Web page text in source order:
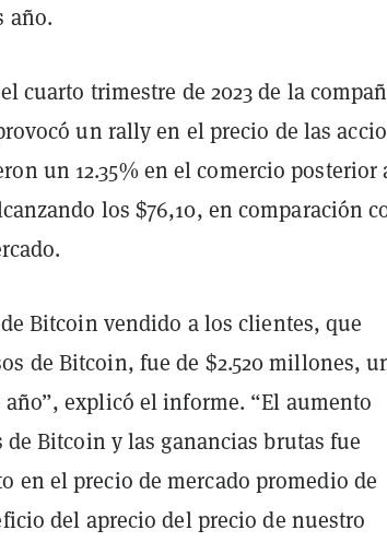
año.
cuarto trimestre de 2023 de la
un rally en el precio de las
un 12.35% en el comercio posterior
los $76,10, en comparación
Bitcoin vendido a los clientes, que
de Bitcoin, fue de $2.520 millones,
explicó el informe. “El aumento
Bitcoin y las ganancias brutas fue
en el precio de mercado promedio de
del aprecio del precio de nuestro